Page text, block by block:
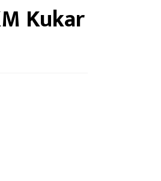
Kukar